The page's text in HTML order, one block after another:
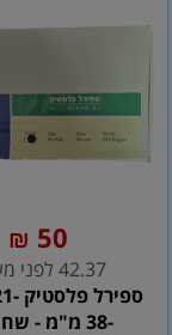
50
₪
42.37 לפני מע''מ
-38 מ"מ - שחור (5